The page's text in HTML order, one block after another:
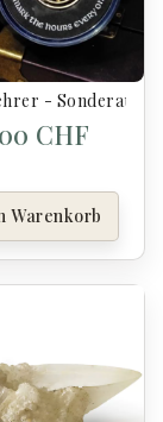
Potter.
-
CHF
Warenkorb